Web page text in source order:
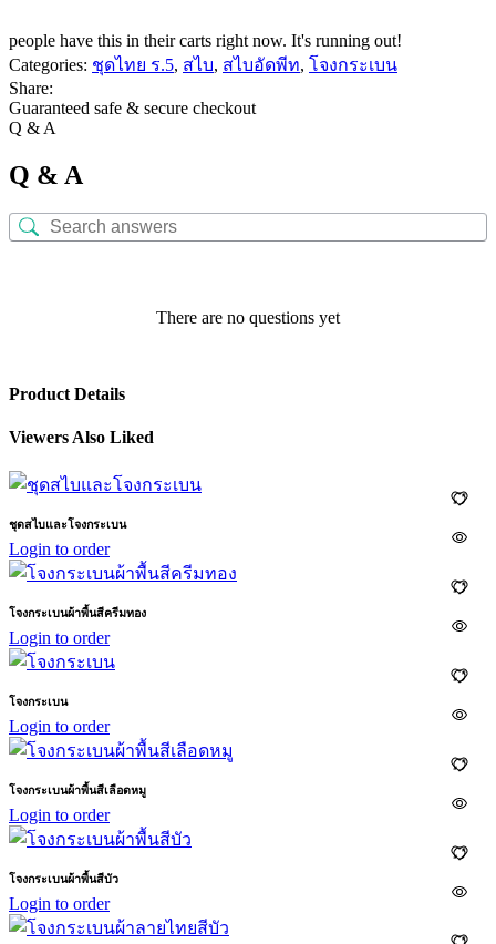
people have this in their carts right now. It's running out!
Categories: ชุดไทย ร.5, สไบ, สไบอัดพีท, โจงกระเบน
Share:
Guaranteed safe & secure checkout
Q & A
Q & A
There are no questions yet
Product Details
Viewers Also Liked
ชุดสไบและโจงกระเบน
Login to order
โจงกระเบนผ้าพื้นสีครีมทอง
Login to order
โจงกระเบน
Login to order
โจงกระเบนผ้าพื้นสีเลือดหมู
Login to order
โจงกระเบนผ้าพื้นสีบัว
Login to order